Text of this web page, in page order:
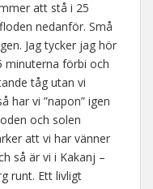
att stå i 25
nedanför. Små
Jag tycker jag hör
minuterna förbi och
tåg utan vi
har vi ”napon” igen
och solen
att vi har vänner
så är vi i Kakanj –
runt. Ett livligt